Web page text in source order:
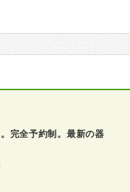
完全予約制。最新の器